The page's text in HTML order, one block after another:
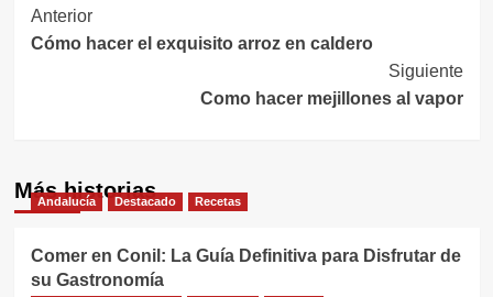
Navegación
de
Anterior
Cómo hacer el exquisito arroz en caldero
Siguiente
Como hacer mejillones al vapor
Más historias
Andalucía Destacado Recetas
Comer en Conil: La Guía Definitiva para Disfrutar de
su Gastronomía